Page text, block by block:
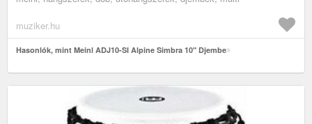
muziker.hu
Hasonlók, mint Meinl ADJ10-SI Alpine Simbra 10" Djembe